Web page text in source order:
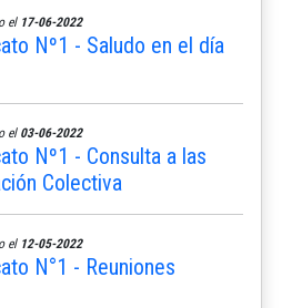
el 17-06-2022
Nº1 - Saludo en el día
el 03-06-2022
Nº1 - Consulta a las
Colectiva
el 12-05-2022
N°1 - Reuniones